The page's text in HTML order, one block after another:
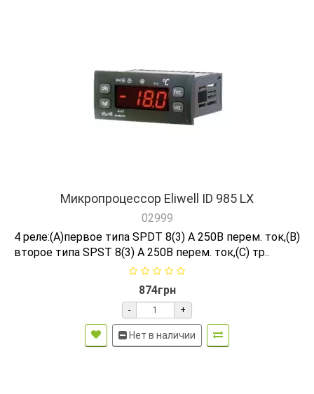
Микропроцессор Eliwell ID 985 LX
02999
4 реле:(A)первое типа SPDT 8(3) А 250В перем. ток,(B)
второе типа SPST 8(3) А 250В перем. ток,(C) тр..
874грн
- +
Нет в наличии